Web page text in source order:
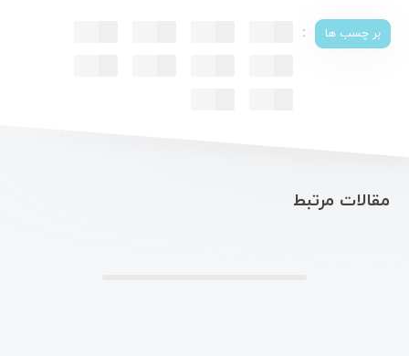
بر چسب ها :
مقالات مرتبط